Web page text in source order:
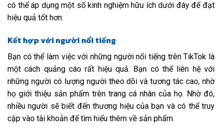
có thể áp dụng một số kinh nghiệm hữu ích dưới đây để đạt
hiệu quả tốt hơn:
Kết hợp với người nổi tiếng
Bạn có thể làm việc với những người nổi tiếng trên TikTok là
một cách quảng cáo rất hiệu quả. Bạn có thể liên hệ với
những người có lượng người theo dõi và tương tác cao, nhờ
họ giới thiệu sản phẩm trên trang cá nhân của họ. Nhờ đó,
nhiều người sẽ biết đến thương hiệu của bạn và có thể truy
cập vào tài khoản để tìm hiểu thêm về sản phẩm.